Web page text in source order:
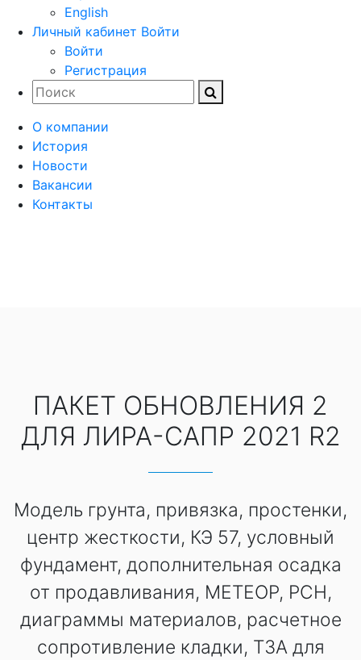
English
Личный кабинет Войти
Войти
Регистрация
О компании
История
Новости
Вакансии
Контакты
ПАКЕТ ОБНОВЛЕНИЯ 2
ДЛЯ ЛИРА-САПР 2021 R2
Модель грунта, привязка, простенки,
центр жесткости, КЭ 57, условный
фундамент, дополнительная осадка
от продавливания, МЕТЕОР, РСН,
диаграммы материалов, расчетное
сопротивление кладки, ТЗА для